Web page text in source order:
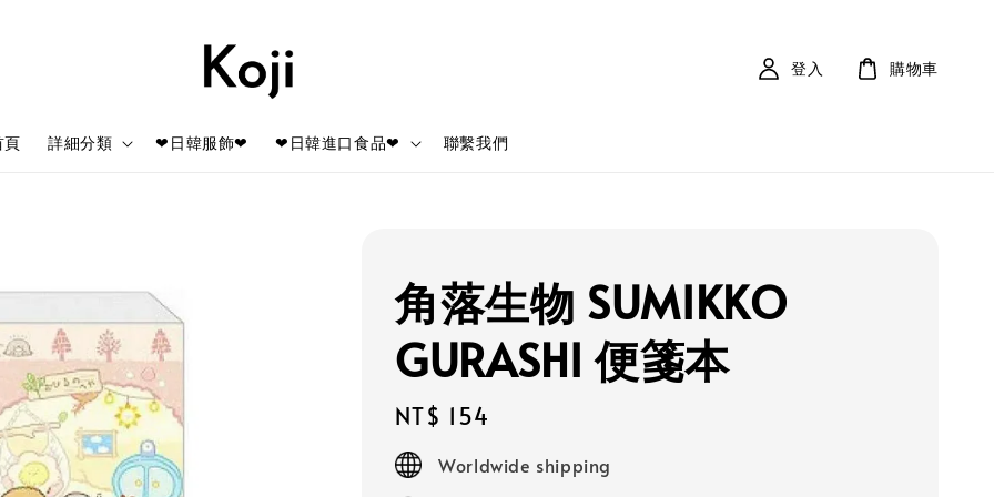
頁 詳細分類 ❤日韓服飾❤ ❤日韓進口食品❤ 聯繫我們
登入 購物車
角落生物 SUMIKKO
GURASHI 便箋本
Regular
price
NT$ 154
Worldwide shipping